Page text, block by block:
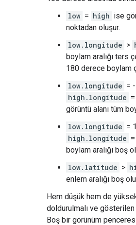
low = high ise
noktadan oluşur.
low.longitude >
boylam aralığı ters
180 derece boylam
low.longitude =
high.longitude
görüntü alanı tüm
low.longitude =
high.longitude
boylam aralığı boş
low.latitude >
enlem aralığı boş
Hem düşük hem de
doldurulmalı ve gösterilen
Boş bir görünüm